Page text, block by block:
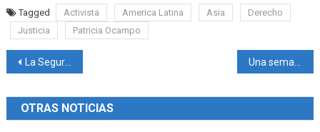
Tagged Activista America Latina Asia
Derecho
Justicia
Patricia Ocampo
Navegación
de
entradas
La Seguridad Vial en Misiones: Una problemática que exige mayor conciencia y compromiso
OTRAS NOTICIAS